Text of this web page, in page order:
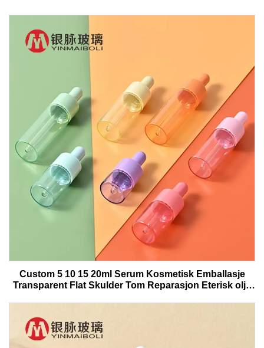
Custom 5 10 15 20ml Serum Kosmetisk Emballasje
Transparent Flat Skulder Tom Reparasjon Eterisk olje